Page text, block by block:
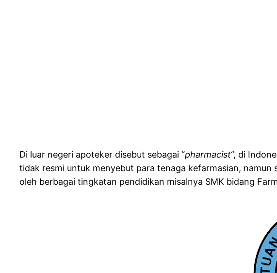
Di luar negeri apoteker disebut sebagai “pharmacist“, di
tidak resmi untuk menyebut para tenaga kefarmasian,
oleh berbagai tingkatan pendidikan misalnya SMK bidang